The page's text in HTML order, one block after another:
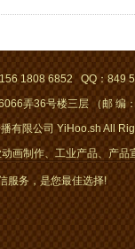
1808 6852 QQ：849
弄36号楼三层 （邮 编
有限公司 YiHoo.sh All
画制作、工业产品、产
服务，是您最佳选择!